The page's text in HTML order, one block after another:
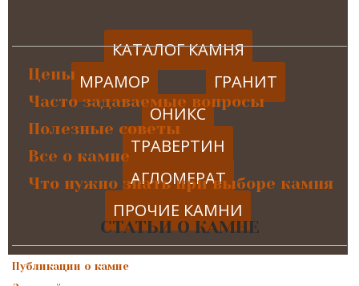
КАТАЛОГ КАМНЯ
МРАМОР
ГРАНИТ
ОНИКС
ТРАВЕРТИН
АГЛОМЕРАТ
ПРОЧИЕ КАМНИ
Цены
Часто задаваемые вопросы
Полезные советы
Все о камне
Что нужно знать при выборе камня
СТАТЬИ О КАМНЕ
Публикации о камне